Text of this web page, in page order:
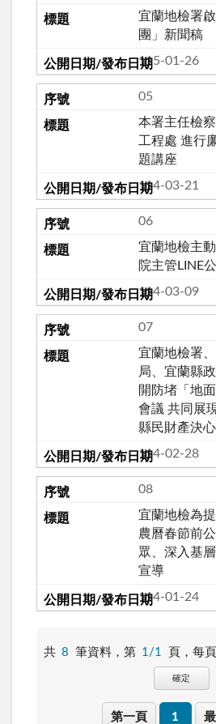
宜蘭地檢署
團」新聞稿
115-01-26
05
本署主任檢
工程處 進行
題講座
114-03-21
06
宜蘭地檢主
院主管LINE
114-03-09
07
宜蘭地檢署
局、宜蘭縣
開防堵「地
會議 共同展
縣民財產決心
114-02-28
08
宜蘭地檢為
農曆春節前
眾、深入基
宣導
114-01-24
共 8 筆資料，第 1/1 頁， 每
確定
第一頁 1